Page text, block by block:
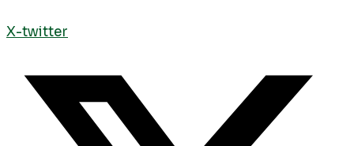
X-twitter